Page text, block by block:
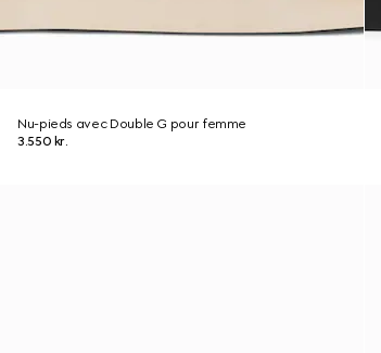
Nu-pieds avec Double G pour femme
3.550 kr.